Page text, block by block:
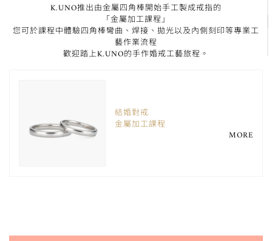
K.UNO推出由金屬四角棒開始手工製成戒指的
「金屬加工課程」
您可於課程中體驗四角棒彎曲、焊接、拋光以及內側刻印等專業工
藝作業流程
歡迎踏上K.UNO的手作婚戒工藝旅程。
結婚對戒
金屬加工課程
MORE